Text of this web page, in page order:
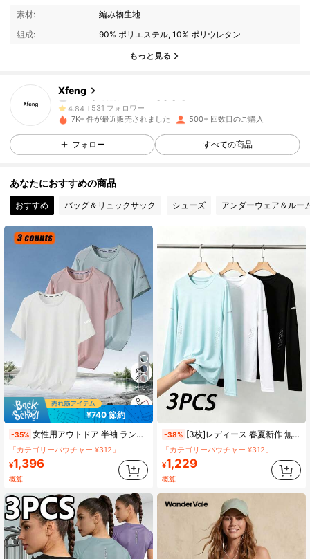
素材:
編み物生地
組成:
90% ポリエステル, 10% ポリウレタン
もっと見る
Xfeng
531 フォロワー
4.84 531 フォロワー
4.84
4.84 531 フォロワー
531 フォロワー
4.84 531 フォロワー
4.84 531 フォロワー
4.84 531 フォロワー
7K+ 件が最近販売されました 500+ 回数目のご購入
フォロー すべての商品
あなたにおすすめの商品
おすすめ バッグ＆リュックサック シューズ アンダーウェア＆ルー
8
¥740 節約
-35% 女性用アウトドア 半袖 ランニング スポーツ ライトウェイト トレーニングトップ Tシャツ、春夏用
「カテゴリーバウチャー ¥312」
¥1,396
概算
-38% [3枚]レディース 春夏新作 無地 速乾 長袖 フルボディ マイクロ孔 アイスクーリング 通気性生地 サイドウエスト穿孔 吸汗 + 腕リフレクターロゴ ルーズスリミング ジョギング ヨガ 多用途 カジュアルスポーツ 長袖Tシャツ、3色展開、デイリーウェア、スポーツフィットネス、アウトドアナイトランニングに適し、彼女、親友、母親への実用的なギフト
「カテゴリーバウチャー ¥312」
¥1,229
概算